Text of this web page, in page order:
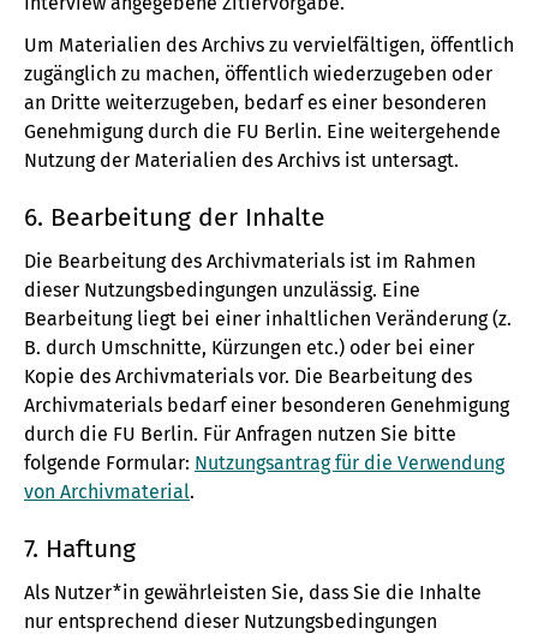
Um Materialien des Archivs zu vervielfältigen, öffentlich
zugänglich zu machen, öffentlich wiederzugeben oder
an Dritte weiterzugeben, bedarf es einer besonderen
Genehmigung durch die FU Berlin. Eine weitergehende
Nutzung der Materialien des Archivs ist untersagt.
6. Bearbeitung der Inhalte
Die Bearbeitung des Archivmaterials ist im Rahmen
dieser Nutzungsbedingungen unzulässig. Eine
Bearbeitung liegt bei einer inhaltlichen Veränderung (z.
B. durch Umschnitte, Kürzungen etc.) oder bei einer
Kopie des Archivmaterials vor. Die Bearbeitung des
Archivmaterials bedarf einer besonderen Genehmigung
durch die FU Berlin. Für Anfragen nutzen Sie bitte
folgende Formular: Nutzungsantrag für die Verwendung
von Archivmaterial.
7. Haftung
Als Nutzer*in gewährleisten Sie, dass Sie die Inhalte
nur entsprechend dieser Nutzungsbedingungen